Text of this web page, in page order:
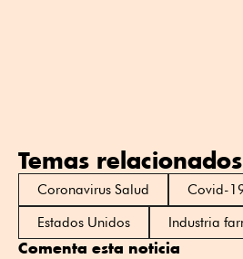
Temas relacionados
Coronavirus Salud
Covid-
Estados Unidos
Industria
Comenta esta noticia